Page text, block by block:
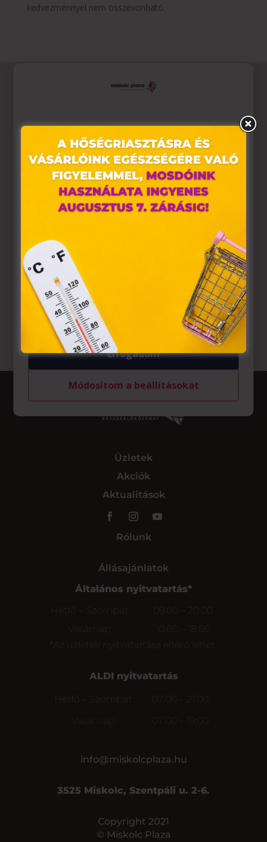
kedvezménnyel nem összevonható.
Üzletek
Akciók
Aktualitások
Rólunk
Állásajánlatok
Általános nyitvatartás*
Hétfő – Szombat:
09:00 – 20:00
Vasárnap:
*Az üzletek nyitvatartása eltérő lehet.
ALDI nyitvatartás
Hétfő – Szombat:
07:00 – 21:00
Vasárnap:
info@miskolcplaza.hu
3525 Miskolc, Szentpáli u. 2-6.
Copyright 2021
© Miskolc Plaza
Weboldalunkon „cookie"-kat (továbbiakban „süti")
alkalmazunk. Ezek olyan fájlok, melyek információt
tárolnak webes böngészőjében. Ehhez az Ön
hozzájárulása szükséges.
A „sütiket" az elektronikus hírközlésről szóló 2003. évi C.
törvény, az elektronikus kereskedelmi szolgáltatások, az
információs társadalommal összefüggő szolgáltatások
egyes kérdéseiről szóló 2001. évi CVIII. törvény, valamint
az Európai Unió előírásainak megfelelően használjuk.
Azon weblapoknak, melyek az Európai Unió országain
belül működnek, a „sütik" használatához, és ezeknek a
felhasználó számítógépén vagy egyéb eszközén történő
tárolásához a felhasználók hozzájárulását kell kérniük.
Elfogadom
Módosítom a beállításokat